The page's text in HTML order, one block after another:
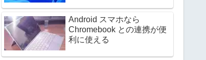
Android スマホなら
Chromebook との連携が便
利に使える